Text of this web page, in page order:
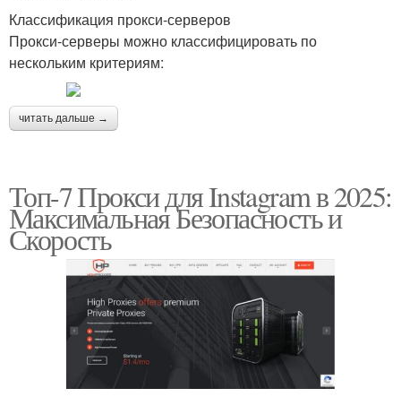
Классификация прокси-серверов
Прокси-серверы можно классифицировать по
нескольким критериям:
читать дальше →
Топ-7 Прокси для Instagram в 2025:
Максимальная Безопасность и
Скорость